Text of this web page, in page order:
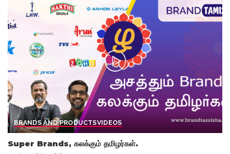
BRANDS AND PRODUCTSVIDEOS
Super Brands, கலக்கும் தமிழர்கள்.